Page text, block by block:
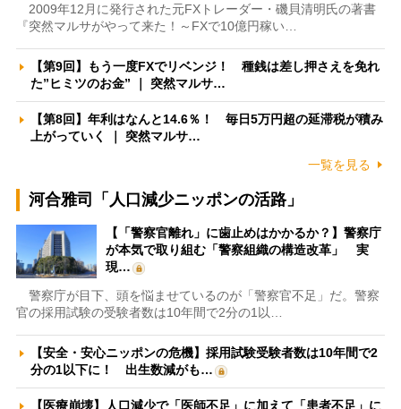
2009年12月に発行された元FXトレーダー・磯貝清明氏の著書
『突然マルサがやって来た！～FXで10億円稼い…
【第9回】もう一度FXでリベンジ！ 種銭は差し押さえを免れ
た”ヒミツのお金” ｜ 突然マルサ…
【第8回】年利はなんと14.6％！ 毎日5万円超の延滞税が積み
上がっていく ｜ 突然マルサ…
一覧を見る
河合雅司「人口減少ニッポンの活路」
【「警察官離れ」に歯止めはかかるか？】警察庁
が本気で取り組む「警察組織の構造改革」 実
現…
警察庁が目下、頭を悩ませているのが「警察官不足」だ。警察
官の採用試験の受験者数は10年間で2分の1以…
【安全・安心ニッポンの危機】採用試験受験者数は10年間で2
分の1以下に！ 出生数減がも…
【医療崩壊】人口減少で「医師不足」に加えて「患者不足」に